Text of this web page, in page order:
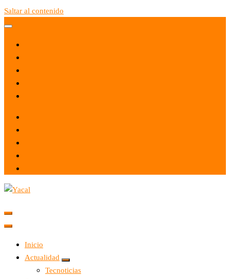
Saltar al contenido
Yacal micro hosting
Inicio
Actualidad
Tecnoticias